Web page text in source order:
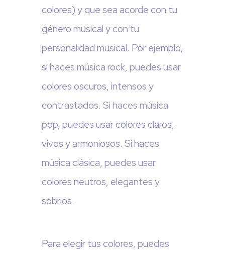
colores) y que sea acorde con tu
género musical y con tu
personalidad musical. Por ejemplo,
si haces música rock, puedes usar
colores oscuros, intensos y
contrastados. Si haces música
pop, puedes usar colores claros,
vivos y armoniosos. Si haces
música clásica, puedes usar
colores neutros, elegantes y
sobrios.
Para elegir tus colores, puedes